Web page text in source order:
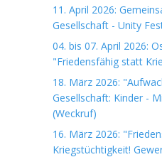
11. April 2026:
Gesellschaft - Unity
04. bis 07. April 2026:
"Friedensfähig statt
18. März 2026:
Gesellschaft: Kinder -
(Weckruf)
16. März 2026:
Kriegstüchtigkeit!